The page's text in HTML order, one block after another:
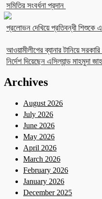
সমিতির সংবর্ধনা প্রদান
প্রলোভন দেখিয়ে প্রতিবন্ধী শিশুকে
আওয়ামীলীগের ব্যানার টানিয়ে
নির্দেশ দিয়েছেন এসিল্যান্ড মাহমুদা
Archives
August 2026
July 2026
June 2026
May 2026
April 2026
March 2026
February 2026
January 2026
December 2025